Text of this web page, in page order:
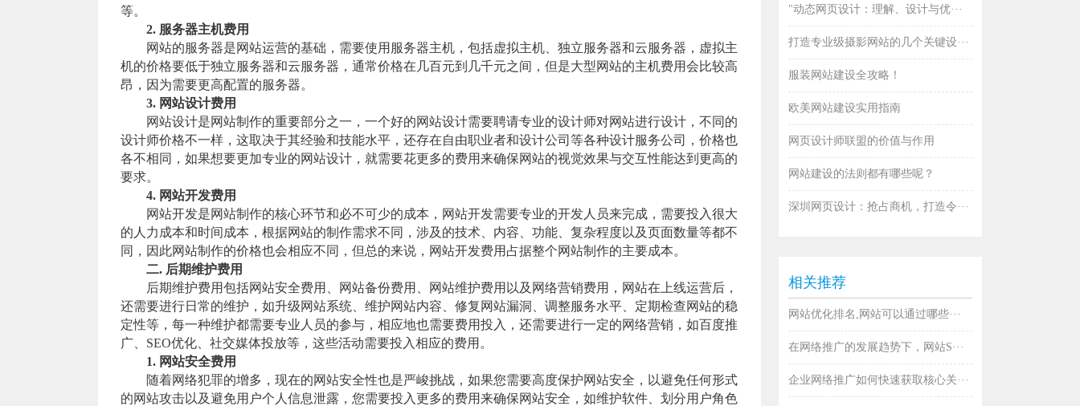
等。
2. 服务器主机费用
网站的服务器是网站运营的基础，需要使用服务器主机，包括虚拟主机、独立服务器和云服务器，虚拟主
机的价格要低于独立服务器和云服务器，通常价格在几百元到几千元之间，但是大型网站的主机费用会比较高
昂，因为需要更高配置的服务器。
3. 网站设计费用
网站设计是网站制作的重要部分之一，一个好的网站设计需要聘请专业的设计师对网站进行设计，不同的
设计师价格不一样，这取决于其经验和技能水平，还存在自由职业者和设计公司等各种设计服务公司，价格也
各不相同，如果想要更加专业的网站设计，就需要花更多的费用来确保网站的视觉效果与交互性能达到更高的
要求。
4. 网站开发费用
网站开发是网站制作的核心环节和必不可少的成本，网站开发需要专业的开发人员来完成，需要投入很大
的人力成本和时间成本，根据网站的制作需求不同，涉及的技术、内容、功能、复杂程度以及页面数量等都不
同，因此网站制作的价格也会相应不同，但总的来说，网站开发费用占据整个网站制作的主要成本。
二. 后期维护费用
后期维护费用包括网站安全费用、网站备份费用、网站维护费用以及网络营销费用，网站在上线运营后，
还需要进行日常的维护，如升级网站系统、维护网站内容、修复网站漏洞、调整服务水平、定期检查网站的稳
定性等，每一种维护都需要专业人员的参与，相应地也需要费用投入，还需要进行一定的网络营销，如百度推
广、SEO优化、社交媒体投放等，这些活动需要投入相应的费用。
1. 网站安全费用
随着网络犯罪的增多，现在的网站安全性也是严峻挑战，如果您需要高度保护网站安全，以避免任何形式
的网站攻击以及避免用户个人信息泄露，您需要投入更多的费用来确保网站安全，如维护软件、划分用户角色
"动态网页设计：理解、设计与优···
打造专业级摄影网站的几个关键设···
服装网站建设全攻略！
欧美网站建设实用指南
网页设计师联盟的价值与作用
网站建设的法则都有哪些呢？
深圳网页设计：抢占商机，打造令···
相关推荐
网站优化排名,网站可以通过哪些···
在网络推广的发展趋势下，网站S···
企业网络推广如何快速获取核心关···